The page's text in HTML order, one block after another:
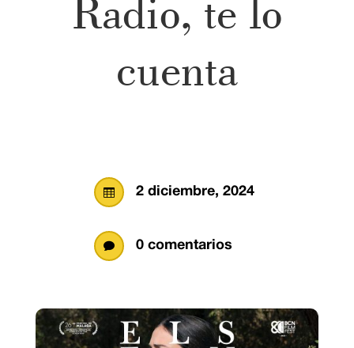
Radio, te lo
cuenta
 2 diciembre, 2024
 0 comentarios